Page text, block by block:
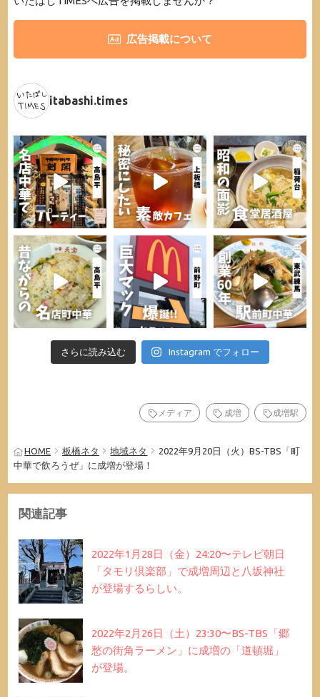
広告掲載について
itabashi.times
さらに読み込む Instagram でフォロー
メディア 成増 成増駅
HOME 板橋ネタ 地域ネタ
2022年9月20日（火）BS-TBS「町
中華で飲ろうぜ」に成増が登場！
関連記事
2022年1月28日（金）24:20〜テレビ朝日
「タモリ倶楽部」で成増周辺と八坂神社
が登場するらしい。
2022年2月26日（土）23:30〜BS-TBS「郷
愁の街角ラーメン」に成増の「道頓堀」
が登場。